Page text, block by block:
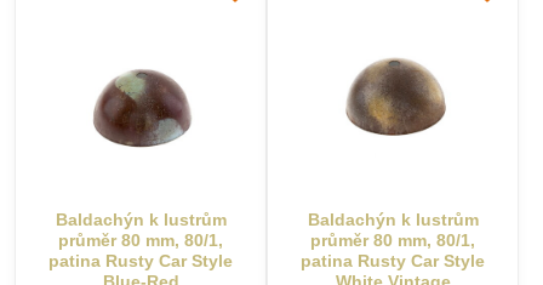
Baldachýn k lustrům
průměr 80 mm, 80/1,
patina Rusty Car Style
Baldachýn k lustrům
průměr 80 mm, 80/1,
patina Rusty Car Style